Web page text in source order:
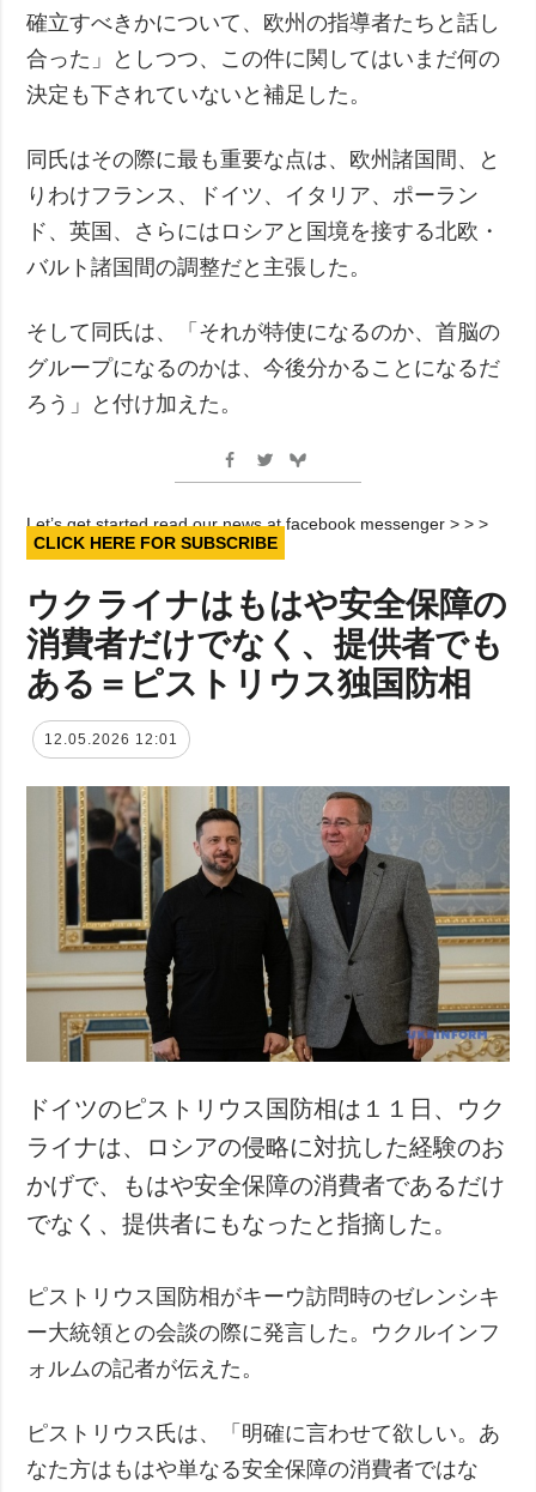
確立すべきかについて、欧州の指導者たちと話し
合った」としつつ、この件に関してはいまだ何の
決定も下されていないと補足した。
同氏はその際に最も重要な点は、欧州諸国間、と
りわけフランス、ドイツ、イタリア、ポーラン
ド、英国、さらにはロシアと国境を接する北欧・
バルト諸国間の調整だと主張した。
そして同氏は、「それが特使になるのか、首脳の
グループになるのかは、今後分かることになるだ
ろう」と付け加えた。
Let’s get started read our news at facebook messenger > > >
CLICK HERE FOR SUBSCRIBE
ウクライナはもはや安全保障の
消費者だけでなく、提供者でも
ある＝ピストリウス独国防相
12.05.2026 12:01
ドイツのピストリウス国防相は１１日、ウク
ライナは、ロシアの侵略に対抗した経験のお
かげで、もはや安全保障の消費者であるだけ
でなく、提供者にもなったと指摘した。
ピストリウス国防相がキーウ訪問時のゼレンシキ
ー大統領との会談の際に発言した。ウクルインフ
ォルムの記者が伝えた。
ピストリウス氏は、「明確に言わせて欲しい。あ
なた方はもはや単なる安全保障の消費者ではな